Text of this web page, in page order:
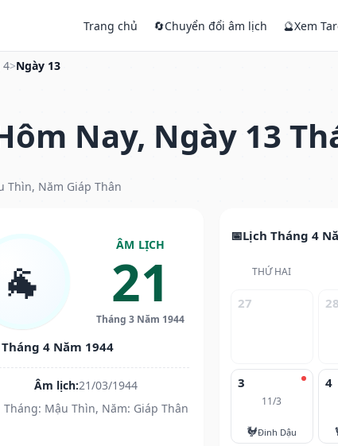
Trang chủ 🔄Chuyển đổi âm lịch 🔮Xem
4>Ngày 13
Nay, Ngày 13
Thìn, Năm Giáp Thân
🐐
ÂM LỊCH
21
Tháng 3 Năm 1944
4 Năm 1944
Âm lịch:21/03/1944
Mậu Thìn, Năm: Giáp Thân
Lịch Tháng 4
THỨ HAI
27 28
3
11/3
🐓Đinh Dậu
4